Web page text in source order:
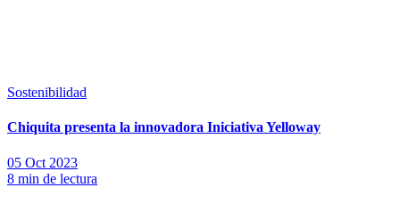
Sostenibilidad
Chiquita presenta la innovadora Iniciativa Yelloway
05 Oct 2023
8 min de lectura